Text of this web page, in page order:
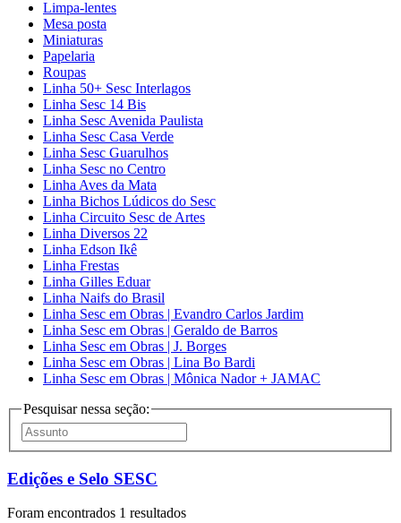
Limpa-lentes
Mesa posta
Miniaturas
Papelaria
Roupas
Linha 50+ Sesc Interlagos
Linha Sesc 14 Bis
Linha Sesc Avenida Paulista
Linha Sesc Casa Verde
Linha Sesc Guarulhos
Linha Sesc no Centro
Linha Aves da Mata
Linha Bichos Lúdicos do Sesc
Linha Circuito Sesc de Artes
Linha Diversos 22
Linha Edson Ikê
Linha Frestas
Linha Gilles Eduar
Linha Naifs do Brasil
Linha Sesc em Obras | Evandro Carlos Jardim
Linha Sesc em Obras | Geraldo de Barros
Linha Sesc em Obras | J. Borges
Linha Sesc em Obras | Lina Bo Bardi
Linha Sesc em Obras | Mônica Nador + JAMAC
Pesquisar nessa seção:
Edições e Selo SESC
Foram encontrados 1 resultados